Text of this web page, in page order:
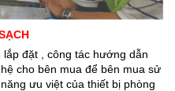
đặt , công tác hướng dẫn
cho bên mua để bên mua sử
ưu việt của thiết bị phòng